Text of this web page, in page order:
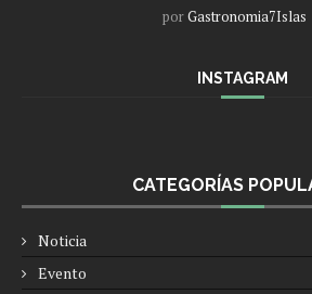
porGastronomia7Islas
INSTAGRAM
CATEGORÍAS
Noticia
Evento